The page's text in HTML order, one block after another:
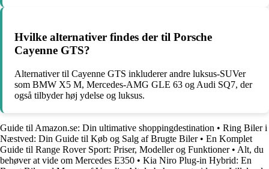
Hvilke alternativer findes der til Porsche
Cayenne GTS?
Alternativer til Cayenne GTS inkluderer andre luksus-SUVer
som BMW X5 M, Mercedes-AMG GLE 63 og Audi SQ7, der
også tilbyder høj ydelse og luksus.
Guide til Amazon.se: Din ultimative shoppingdestination • Ring Biler i
Næstved: Din Guide til Køb og Salg af Brugte Biler• En Komplet
Guide til Range Rover Sport: Priser, Modeller og Funktioner• Alt, du
behøver at vide om Mercedes E350 • Kia Niro Plug-in Hybrid: En